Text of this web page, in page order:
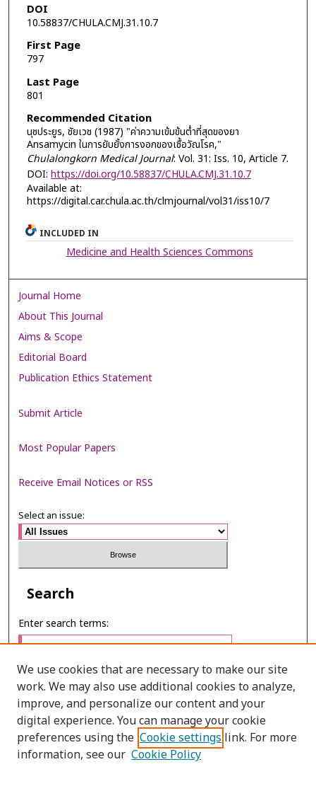
DOI
10.58837/CHULA.CMJ.31.10.7
First Page
797
Last Page
801
Recommended Citation
นุชประยูร, ชัยเวช (1987) "ค่าความเข้มข้นตํ่าที่สุดของยา
Ansamycin ในการยับยั้งการงอกของเชื้อวัณโรค,"
Chulalongkorn Medical Journal: Vol. 31: Iss. 10, Article 7.
DOI: https://doi.org/10.58837/CHULA.CMJ.31.10.7
Available at:
https://digital.car.chula.ac.th/clmjournal/vol31/iss10/7
INCLUDED IN
Medicine and Health Sciences Commons
Journal Home
About This Journal
Aims & Scope
Editorial Board
Publication Ethics Statement
Submit Article
Most Popular Papers
Receive Email Notices or RSS
Select an issue:
Search
Enter search terms:
Select context to search:
Advanced Search
We use cookies that are necessary to make our site
work. We may also use additional cookies to analyze,
improve, and personalize our content and your
digital experience. You can manage your cookie
preferences using the Cookie settings link. For more
information, see our Cookie Policy